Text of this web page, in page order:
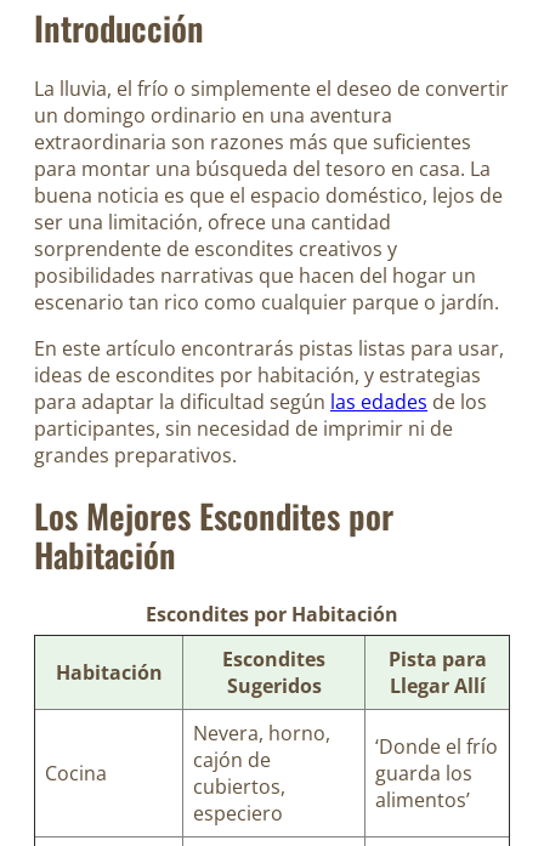
Introducción
La lluvia, el frío o simplemente el deseo de convertir
un domingo ordinario en una aventura
extraordinaria son razones más que suficientes
para montar una búsqueda del tesoro en casa. La
buena noticia es que el espacio doméstico, lejos de
ser una limitación, ofrece una cantidad
sorprendente de escondites creativos y
posibilidades narrativas que hacen del hogar un
escenario tan rico como cualquier parque o jardín.
En este artículo encontrarás pistas listas para usar,
ideas de escondites por habitación, y estrategias
para adaptar la dificultad según las edades de los
participantes, sin necesidad de imprimir ni de
grandes preparativos.
Los Mejores Escondites por
Habitación
Escondites por Habitación
Habitación
Escondites
Sugeridos
Pista para
Llegar Allí
Cocina
Nevera, horno,
cajón de
cubiertos,
especiero
‘Donde el frío
guarda los
alimentos’